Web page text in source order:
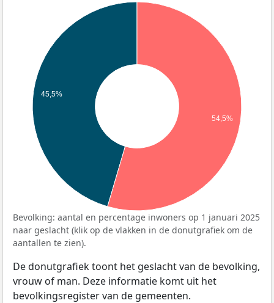
45,5%
54,5%
Bevolking: aantal en percentage inwoners op 1 januari 2025
naar geslacht (klik op de vlakken in de donutgrafiek om de
aantallen te zien).
De donutgrafiek toont het geslacht van de bevolking,
vrouw of man. Deze informatie komt uit het
bevolkingsregister van de gemeenten.